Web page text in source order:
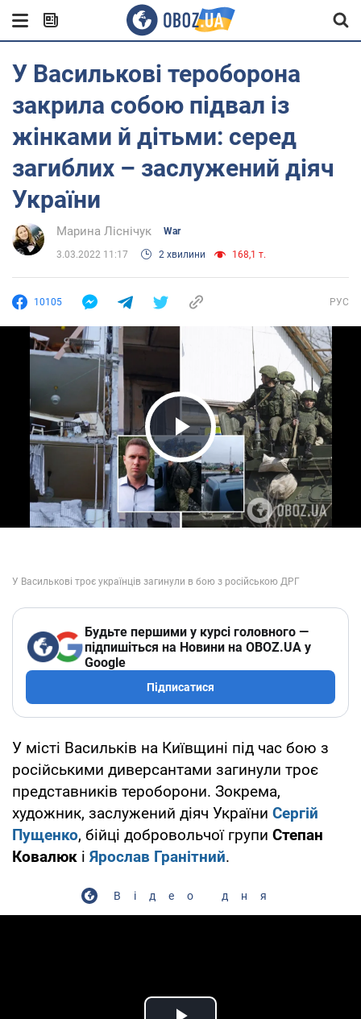
У Василькові тероборона
закрила собою підвал із
жінками й дітьми: серед
загиблих – заслужений діяч
України
Марина Ліснічук War
3.03.2022 11:17 2 хвилини 168,1 т.
10105 РУС
Play Video
Будьте першими у курсі головного —
підпишіться на Новини на OBOZ.UA у
Google
Підписатися
У місті Васильків на Київщині під час бою з
російськими диверсантами загинули троє
представників тероборони. Зокрема,
художник, заслужений діяч України Сергій
Пущенко, бійці добровольчої групи Степан
Ковалюк і Ярослав Гранітний.
Відео дня